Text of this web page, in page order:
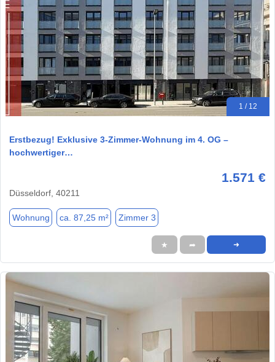
1 / 12
Erstbezug! Exklusive 3-Zimmer-Wohnung im 4. OG –
hochwertiger…
1.571 €
Düsseldorf, 40211
Wohnung ca. 87,25 m² Zimmer 3
★ ➦ ➜